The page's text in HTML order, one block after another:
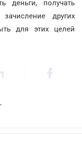
деньги, получать
других
для этих целей